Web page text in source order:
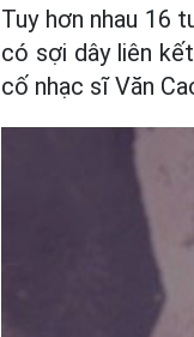
Tuy hơn nhau 16
có sợi dây liên
cố nhạc sĩ Văn